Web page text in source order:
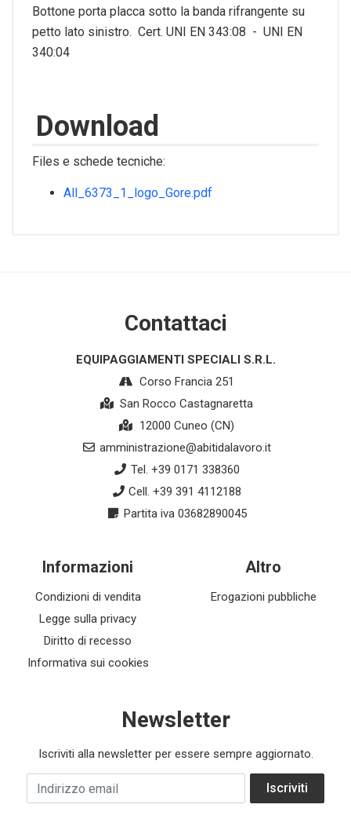
Bottone porta placca sotto la banda rifrangente su
petto lato sinistro. Cert. UNI EN 343:08 - UNI EN
340:04
Download
Files e schede tecniche:
All_6373_1_logo_Gore.pdf
Contattaci
EQUIPAGGIAMENTI SPECIALI S.R.L.
Corso Francia 251
San Rocco Castagnaretta
12000 Cuneo (CN)
amministrazione@abitidalavoro.it
Tel. +39 0171 338360
Cell. +39 391 4112188
Partita iva 03682890045
Informazioni
Condizioni di vendita
Legge sulla privacy
Diritto di recesso
Informativa sui cookies
Altro
Erogazioni pubbliche
Newsletter
Iscriviti alla newsletter per essere sempre aggiornato.
Indirizzo email Iscriviti